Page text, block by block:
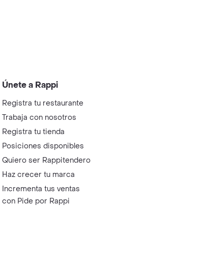
Únete a Rappi
Registra tu restaurante
Trabaja con nosotros
Registra tu tienda
Posiciones disponibles
Quiero ser Rappitendero
Haz crecer tu marca
Incrementa tus ventas
con Pide por Rappi